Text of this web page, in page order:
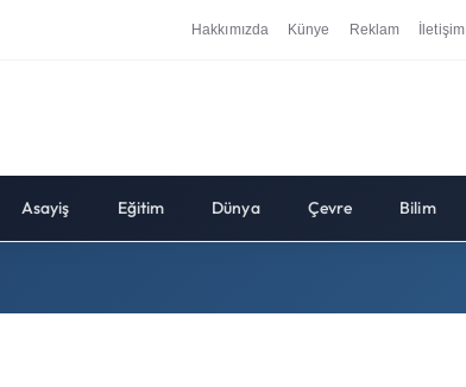
Hakkımızda Künye Reklam İletişim
Asayiş Eğitim Dünya Çevre Bilim